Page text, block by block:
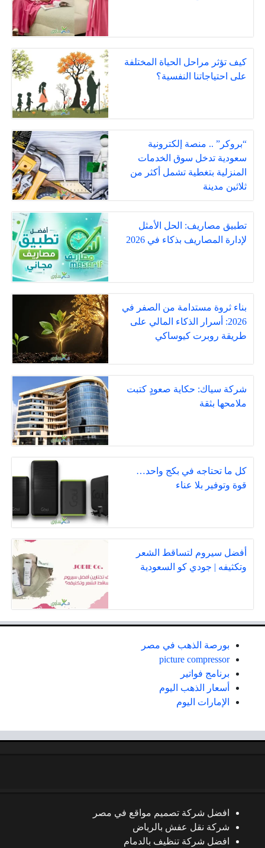
كيف تؤثر مراحل الحياة المختلفة
على احتياجاتنا النفسية؟
“بروكر” .. منصة إلكترونية
سعودية تدخل سوق الخدمات
المنزلية بتغطية تشمل أكثر من
ثلاثين مدينة
تطبيق مصاريف: الحل الأمثل
لإدارة المصاريف بذكاء في 2026
بناء ثروة مستدامة من الصفر في
2026: أسرار الذكاء المالي على
طريقة روبرت كيوساكي
شركة سياك: حكاية صعودٍ كتبت
ملامحها بثقة
كل ما تحتاجه في بكج واحد…
قوة وتوفير بلا عناء
أفضل سيروم لتساقط الشعر
وتكثيفه | جودي كو السعودية
بورصة الذهب في مصر
picture compressor
برنامج فواتير
أسعار الذهب اليوم
الإمارات اليوم
افضل شركة تصميم مواقع في مصر
شركة نقل عفش بالرياض
افضل شركة تنظيف بالدمام